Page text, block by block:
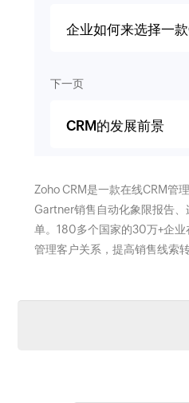
企业如何来选择一款
下一页
CRM的发展前景
Zoho CRM是一款在线CRM管
Gartner销售自动化象限报告
单。180多个国家的30万+企业
管理客户关系，提高销售线索